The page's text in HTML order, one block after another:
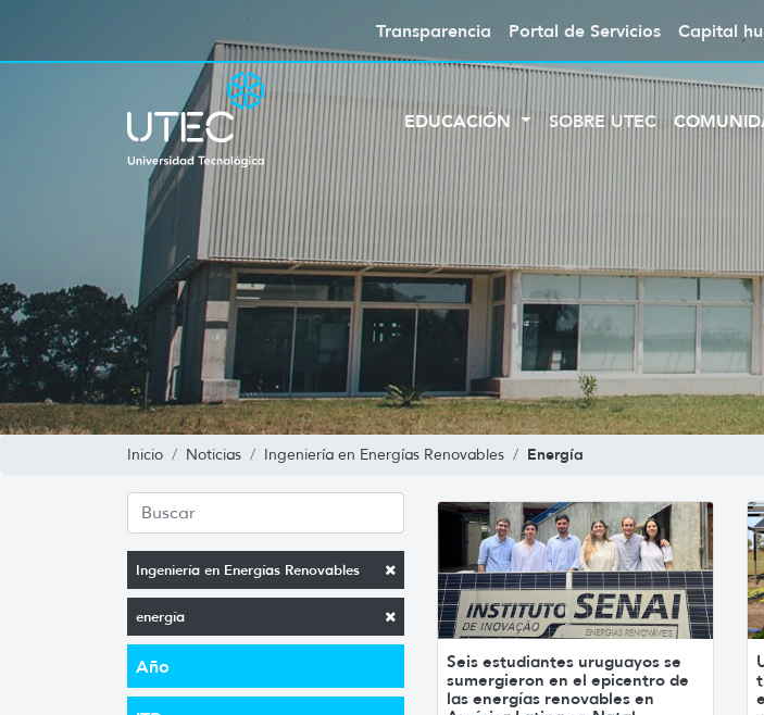
Transparencia Portal de Servicios Capital
EDUCACIÓN SOBRE UTEC
Inicio Noticias Ingeniería en Energías Renovables Energía
Ingeniería en Energías Renovables
energía
Año
Seis estudiantes uruguayos se
sumergieron en el epicentro de
las energías renovables en